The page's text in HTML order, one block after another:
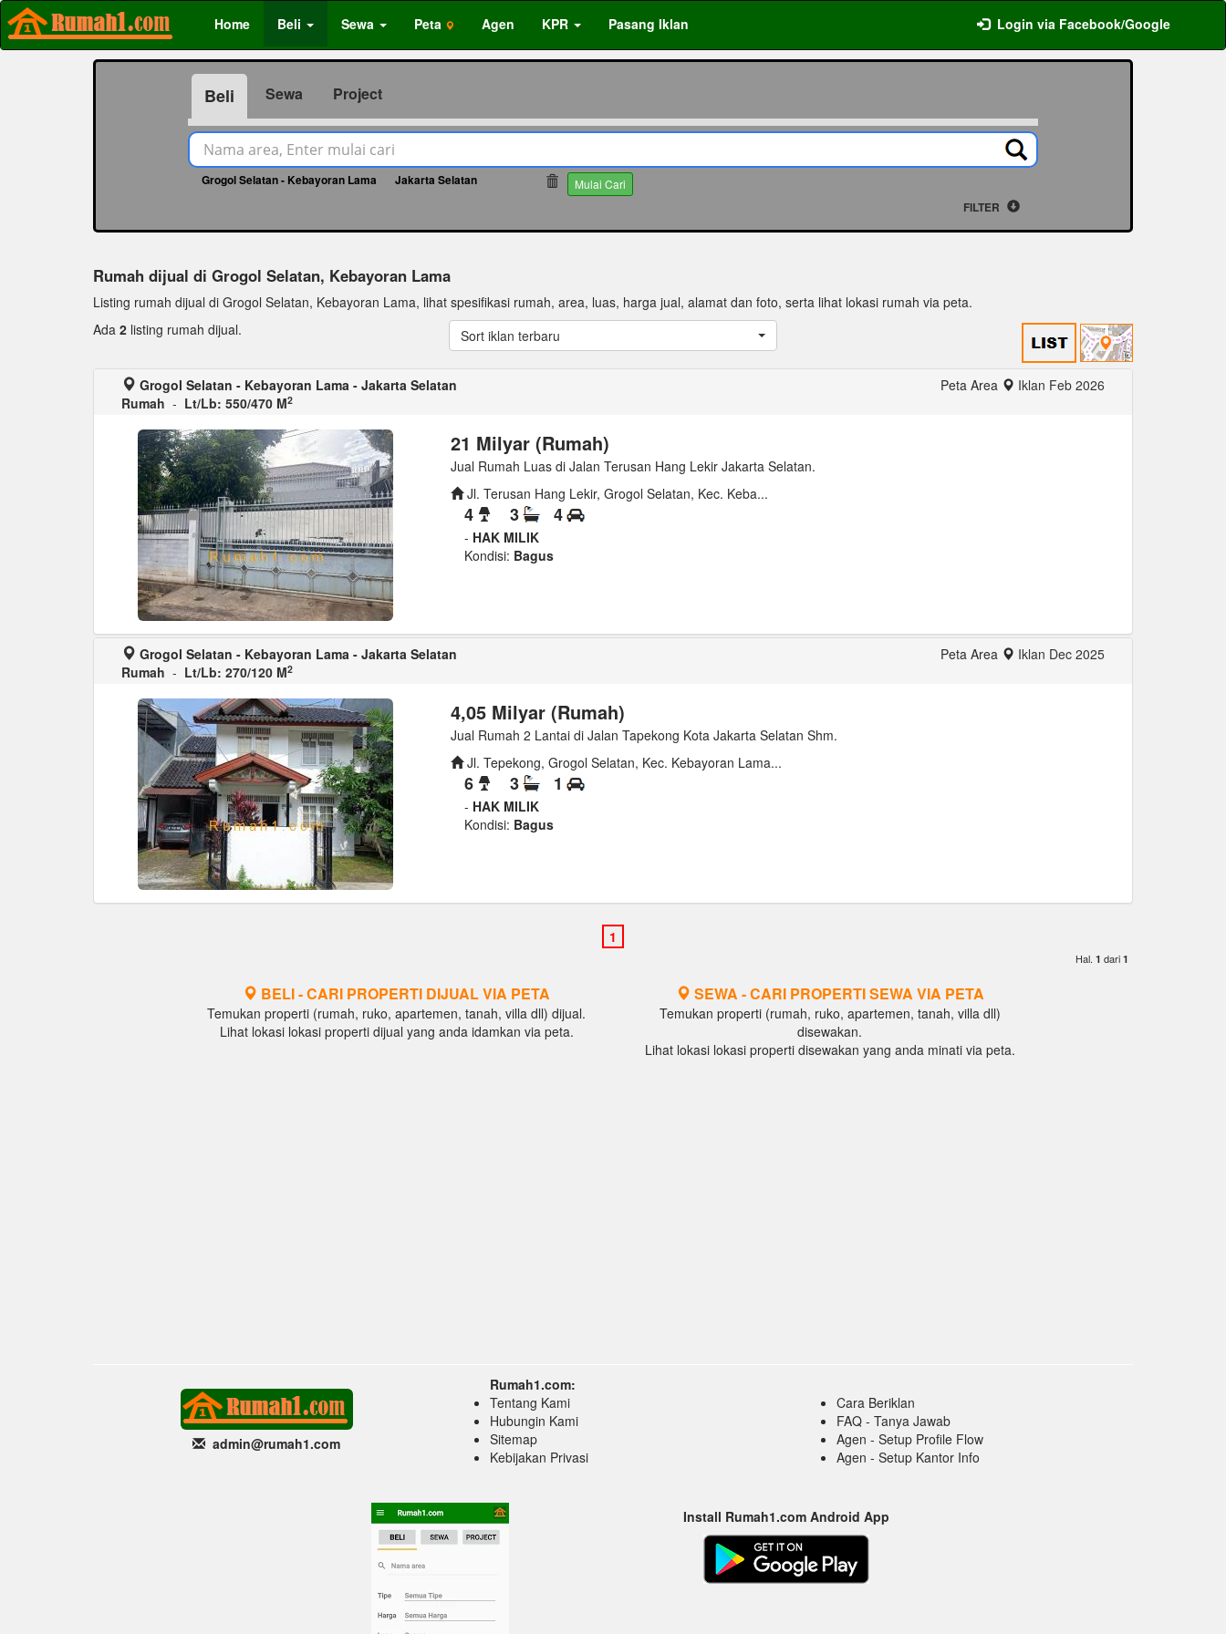
Home Beli Sewa Peta Agen KPR Pasang Iklan Login via Facebook/Google
Beli Sewa Project
Grogol Selatan - Kebayoran Lama Jakarta Selatan Mulai Cari
FILTER
Rumah dijual di Grogol Selatan, Kebayoran Lama
Listing rumah dijual di Grogol Selatan, Kebayoran Lama, lihat spesifikasi rumah, area, luas, harga jual, alamat dan foto, serta lihat lokasi rumah via peta.
Ada 2 listing rumah dijual. Sort iklan terbaru
Grogol Selatan - Kebayoran Lama - Jakarta Selatan
Rumah - Lt/Lb: 550/470 M2
Peta Area Iklan Feb 2026
21 Milyar (Rumah)
Jual Rumah Luas di Jalan Terusan Hang Lekir Jakarta Selatan.
Jl. Terusan Hang Lekir, Grogol Selatan, Kec. Keba...
4 3 4
- HAK MILIK
Kondisi: Bagus
Grogol Selatan - Kebayoran Lama - Jakarta Selatan
Rumah - Lt/Lb: 270/120 M2
Peta Area Iklan Dec 2025
4,05 Milyar (Rumah)
Jual Rumah 2 Lantai di Jalan Tapekong Kota Jakarta Selatan Shm.
Jl. Tepekong, Grogol Selatan, Kec. Kebayoran Lama...
6 3 1
- HAK MILIK
Kondisi: Bagus
Hal. 1 dari 1
BELI - CARI PROPERTI DIJUAL VIA PETA
Temukan properti (rumah, ruko, apartemen, tanah, villa dll) dijual.
Lihat lokasi lokasi properti dijual yang anda idamkan via peta.
SEWA - CARI PROPERTI SEWA VIA PETA
Temukan properti (rumah, ruko, apartemen, tanah, villa dll)
disewakan.
Lihat lokasi lokasi properti disewakan yang anda minati via peta.
admin@rumah1.com
Rumah1.com:
Tentang Kami
Hubungin Kami
Sitemap
Kebijakan Privasi
Cara Beriklan
FAQ - Tanya Jawab
Agen - Setup Profile Flow
Agen - Setup Kantor Info
Install Rumah1.com Android App